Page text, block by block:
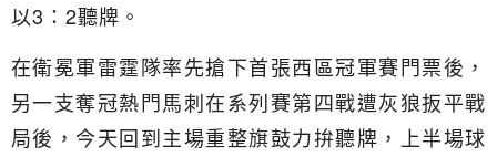
以3：2聽牌。
在衛冕軍雷霆隊率先搶下首張西區冠軍賽門票後，
另一支奪冠熱門馬刺在系列賽第四戰遭灰狼扳平戰
局後，今天回到主場重整旗鼓力拚聽牌，上半場球